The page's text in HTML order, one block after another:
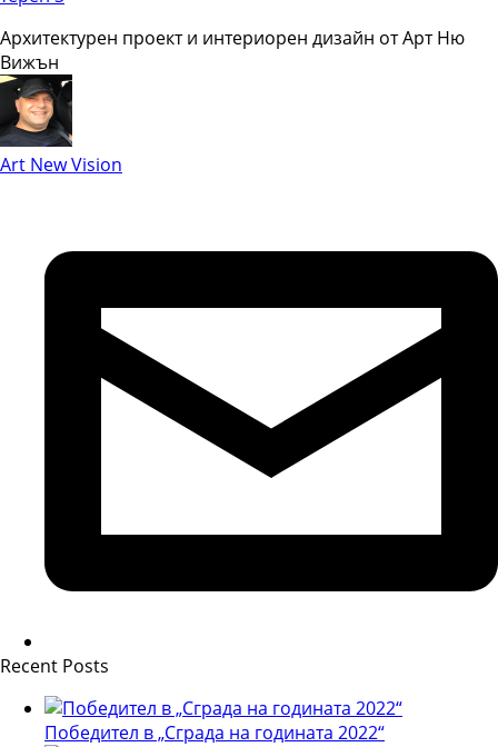
Архитектурен проект и интериорен дизайн от Арт Ню
Вижън
Art New Vision
Recent Posts
Победител в „Сграда на годината 2022“